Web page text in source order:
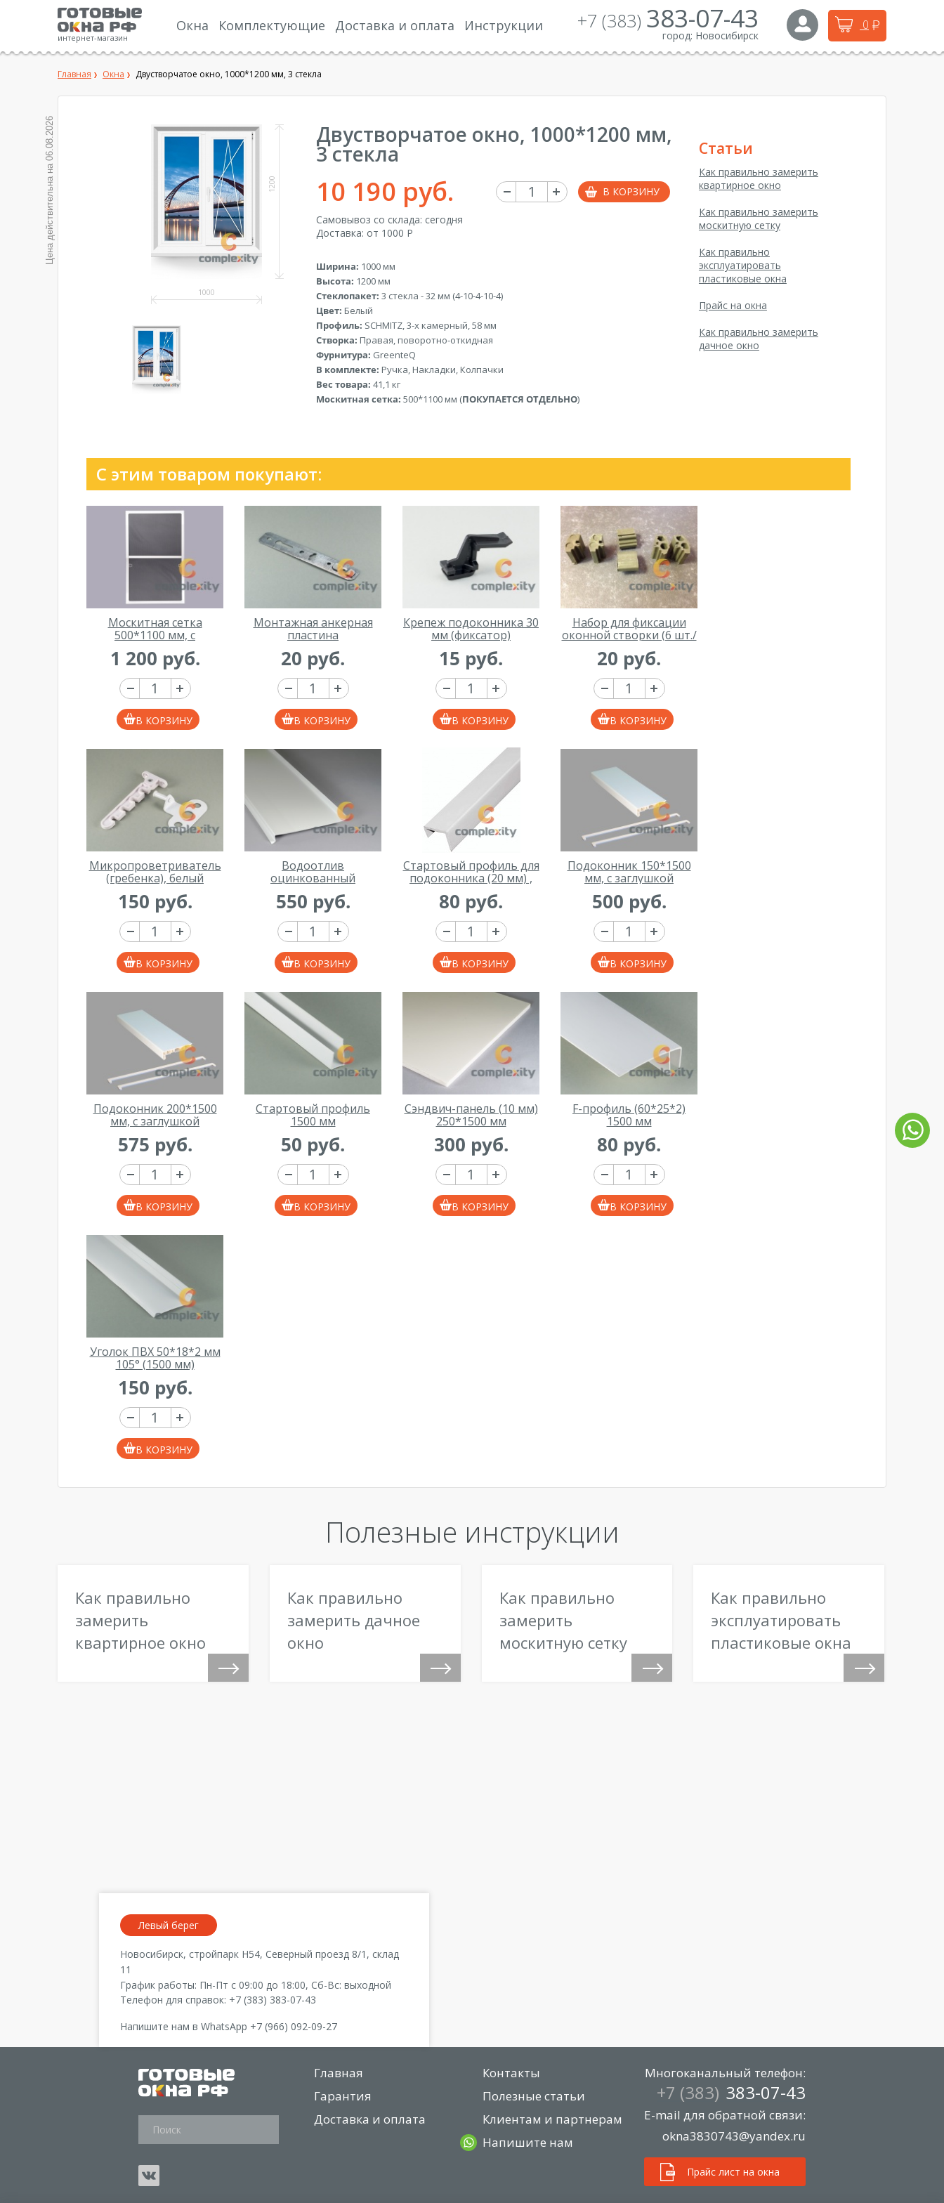
интернет-магазин
Окна Комплектующие Доставка и оплата Инструкции +7 (383) 383-07-43
город: Новосибирск
0
Главная Окна Двустворчатое окно, 1000*1200 мм, 3 стекла
Цена действительна на
06.08.2026
1000
1200
Двустворчатое окно, 1000*1200 мм,
3 стекла
10 190 руб. В КОРЗИНУ
Самовывоз со склада: сегодня
Доставка: от 1000 Р
Ширина: 1000 мм
Высота: 1200 мм
Стеклопакет: 3 стекла - 32 мм (4-10-4-10-4)
Цвет: Белый
Профиль: SСHMITZ, 3-х камерный, 58 мм
Створка: Правая, поворотно-откидная
Фурнитура: GreenteQ
В комплекте: Ручка, Накладки, Колпачки
Вес товара: 41,1 кг
Москитная сетка: 500*1100 мм (ПОКУПАЕТСЯ ОТДЕЛЬНО)
Статьи
Как правильно замерить
квартирное окно
Как правильно замерить
москитную сетку
Как правильно
эксплуатировать
пластиковые окна
Прайс на окна
Как правильно замерить
дачное окно
С этим товаром покупают:
Москитная сетка
500*1100 мм, с
креплениями
1 200 руб.
В КОРЗИНУ
Монтажная анкерная
пластина
20 руб.
В КОРЗИНУ
Крепеж подоконника 30
мм (фиксатор)
15 руб.
В КОРЗИНУ
Набор для фиксации
оконной створки (6 шт./
20 руб.
В КОРЗИНУ
Микропроветриватель
(гребенка), белый
150 руб.
В КОРЗИНУ
Водоотлив
оцинкованный
150*1500 мм, белый
550 руб.
В КОРЗИНУ
Стартовый профиль для
подоконника (20 мм) ,
1000 мм
80 руб.
В КОРЗИНУ
Подоконник 150*1500
мм, с заглушкой
500 руб.
В КОРЗИНУ
Подоконник 200*1500
мм, с заглушкой
575 руб.
В КОРЗИНУ
Стартовый профиль
1500 мм
50 руб.
В КОРЗИНУ
Сэндвич-панель (10 мм)
250*1500 мм
300 руб.
В КОРЗИНУ
F-профиль (60*25*2)
1500 мм
80 руб.
В КОРЗИНУ
Уголок ПВХ 50*18*2 мм
105° (1500 мм)
150 руб.
В КОРЗИНУ
Полезные инструкции
Как правильно
замерить
квартирное окно
Как правильно
замерить дачное
окно
Как правильно
замерить
москитную сетку
Как правильно
эксплуатировать
пластиковые окна
Левый берег
Новосибирск, стройпарк Н54, Северный проезд 8/1, склад
11
График работы: Пн-Пт с 09:00 до 18:00, Сб-Вс: выходной
Телефон для справок: +7 (383) 383-07-43
Напишите нам в WhatsApp +7 (966) 092-09-27
Главная
Гарантия
Доставка и оплата
Контакты
Полезные статьи
Клиентам и партнерам
Напишите нам
Многоканальный телефон:
+7 (383) 383-07-43
E-mail для обратной связи:
okna3830743@yandex.ru
Прайс лист на окна